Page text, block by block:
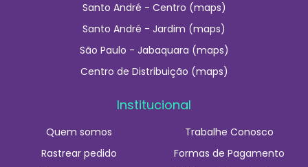
Santo André - Centro (maps)
Santo André - Jardim (maps)
São Paulo - Jabaquara (maps)
Centro de Distribuição (maps)
Institucional
Quem somos
Rastrear pedido
Trabalhe Conosco
Formas de Pagamento